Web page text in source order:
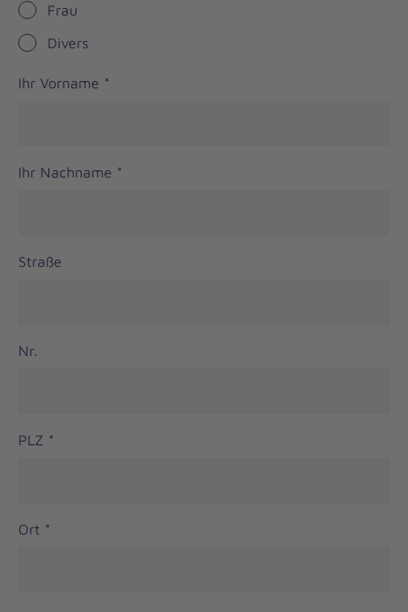
Frau
Divers
Ihr Vorname *
Ihr Nachname *
Straße
Nr.
PLZ *
Ort *